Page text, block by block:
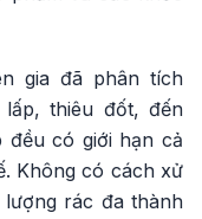
gia đã phân tích
thiêu đốt, đến
đều có giới hạn cả
Không có cách xử
rác đa thành